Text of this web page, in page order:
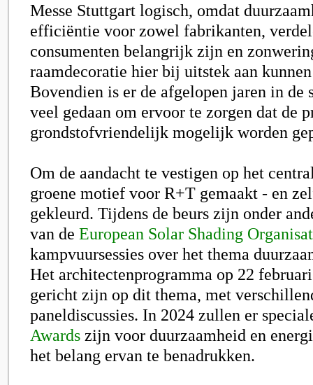
Messe Stuttgart logisch, omdat
efficiëntie voor zowel fabrikanten,
consumenten belangrijk zijn en
raamdecoratie hier bij uitstek aan
Bovendien is er de afgelopen jaren in de
veel gedaan om ervoor te zorgen dat de
grondstofvriendelijk mogelijk worden
Om de aandacht te vestigen op het
groene motief voor R+T gemaakt - en
gekleurd. Tijdens de beurs zijn onder
van de European Solar Shading
kampvuursessies over het thema
Het architectenprogramma op 22
gericht zijn op dit thema, met
paneldiscussies. In 2024 zullen er
Awards zijn voor duurzaamheid en
het belang ervan te benadrukken.